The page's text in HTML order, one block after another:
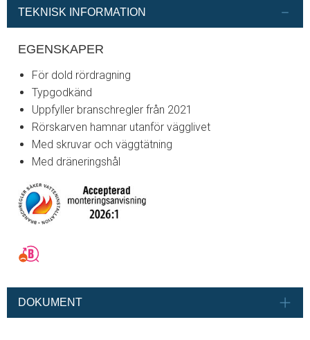
TEKNISK INFORMATION
EGENSKAPER
För dold rördragning
Typgodkänd
Uppfyller branschregler från 2021
Rörskarven hamnar utanför vägglivet
Med skruvar och väggtätning
Med dräneringshål
DOKUMENT